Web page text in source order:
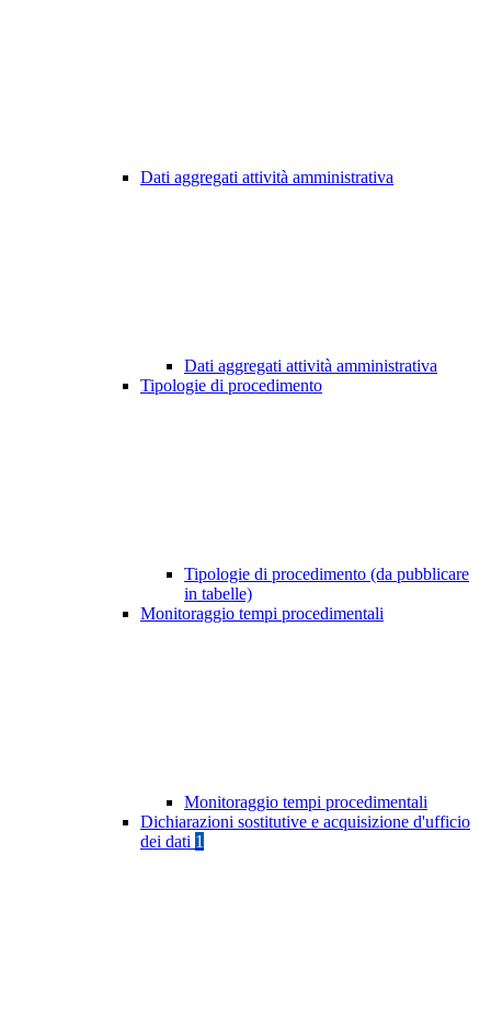
Dati aggregati attività amministrativa
Dati aggregati attività amministrativa
Tipologie di procedimento
Tipologie di procedimento (da pubblicare
in tabelle)
Monitoraggio tempi procedimentali
Monitoraggio tempi procedimentali
Dichiarazioni sostitutive e acquisizione d'ufficio
dei dati 1